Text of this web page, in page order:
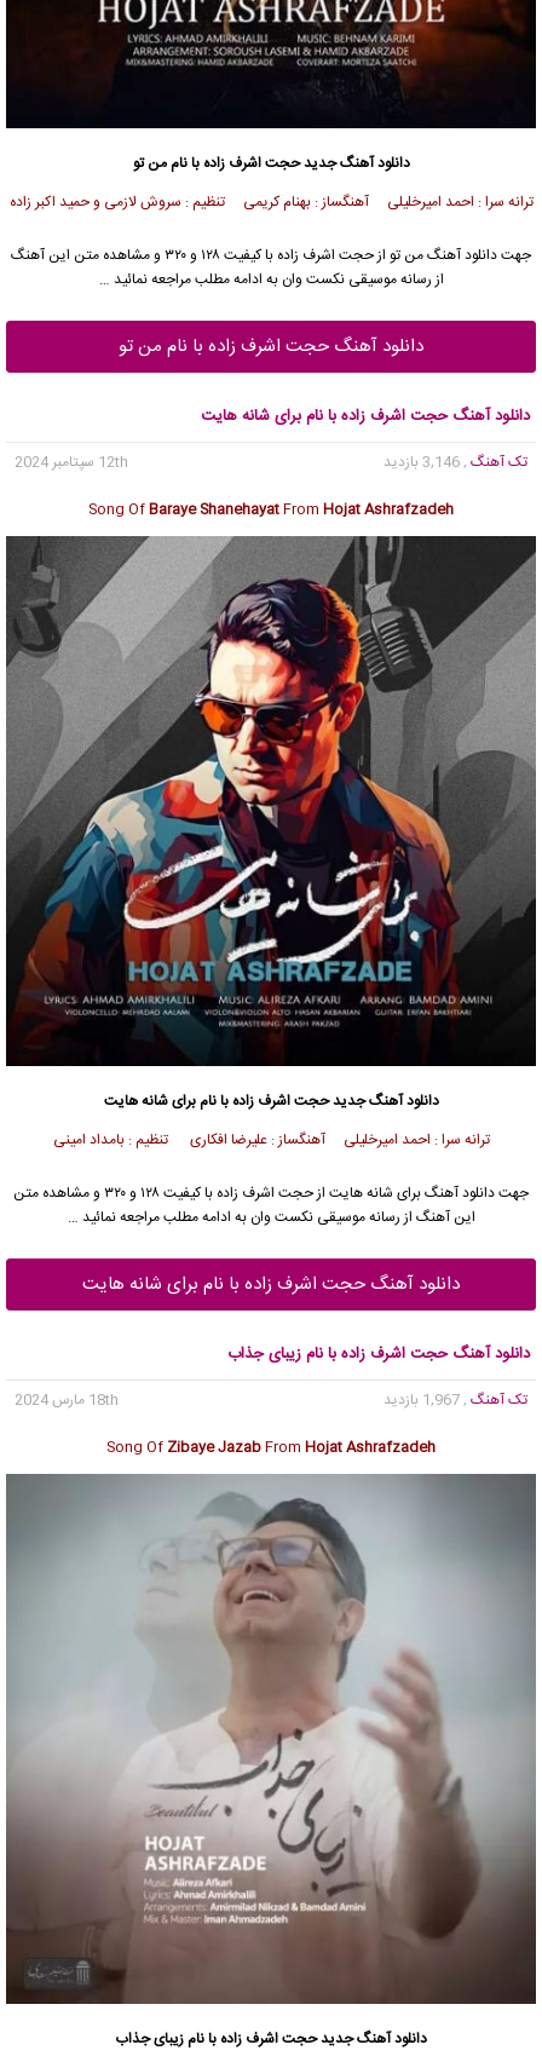
دانلود آهنگجدید حجت اشرف زاده با نام من تو
ترانه سرا : احمد امیرخلیلی آهنگساز : بهنام کریمی تنظیم : سروش لازمی و حمید اکبر زاده
جهت دانلود آهنگ من تو از حجت اشرف زاده با کیفیت ۱۲۸ و ۳۲۰ و مشاهده متن این آهنگ
از رسانه موسیقی نکست وان به ادامه مطلب مراجعه نمائید …
دانلود آهنگ حجت اشرف زاده با نام من تو
دانلود آهنگ حجت اشرف زاده با نام برای شانه هایت
تک آهنگ , 3,146 بازدید
12th سپتامبر 2024
Song OfBaraye ShanehayatFrom Hojat Ashrafzadeh
دانلود آهنگجدید حجت اشرف زاده با نام برای شانه هایت
ترانه سرا : احمد امیرخلیلی آهنگساز : علیرضا افکاری تنظیم : بامداد امینی
جهت دانلود آهنگ برای شانه هایت از حجت اشرف زاده با کیفیت ۱۲۸ و ۳۲۰ و مشاهده متن
این آهنگ از رسانه موسیقی نکست وان به ادامه مطلب مراجعه نمائید …
دانلود آهنگ حجت اشرف زاده با نام برای شانه هایت
دانلود آهنگ حجت اشرف زاده با نام زیبای جذاب
تک آهنگ , 1,967 بازدید
18th مارس 2024
Song Of Zibaye JazabFrom Hojat Ashrafzadeh
دانلود آهنگجدید حجت اشرف زاده با نام زیبای جذاب